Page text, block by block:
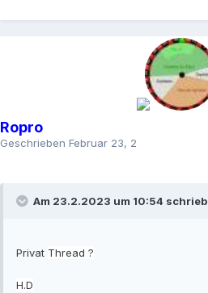
Ropro
Geschrieben Februar 23, 2023
Am 23.2.2023 um 10:54 schrieb
Privat Thread ?
H.D